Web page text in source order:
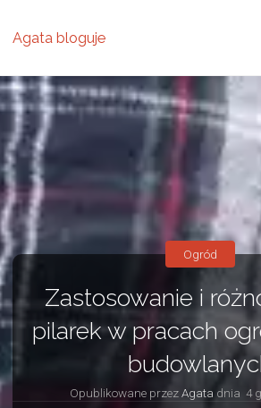
Agata bloguje
Zastosowanie i
pilarek w pracach
Opublikowane przez Agata dnia 4
Ogród